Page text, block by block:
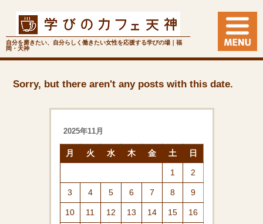
自分を磨きたい、自分らしく働きたい女性を応援する学びの場｜福
岡・天神
Sorry, but there aren't any posts with this date.
2025年11月
月 火 水 木 金 土 日
1 2
3 4 5 6 7 8 9
10 11 12 13 14 15 16